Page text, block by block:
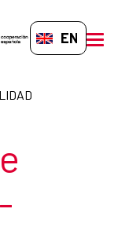
EN-GB